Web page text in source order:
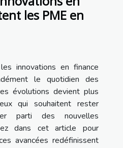
les PME en
innovations en finance
le quotidien des
évolutions devient plus
qui souhaitent rester
parti des nouvelles
dans cet article pour
avancées redéfinissent